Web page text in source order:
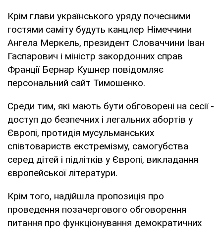
Крім глави українського уряду почесними
гостями саміту будуть канцлер Німеччини
Ангела Меркель, президент Словаччини Іван
Гаспарович і міністр закордонних справ
Франції Бернар Кушнер повідомляє
персональний сайт Тимошенко.
Cреди тим, які мають бути обговорені на сесії -
доступ до безпечних і легальних абортів у
Європі, протидія мусульманських
співтовариств екстремізму, самогубства
серед дітей і підлітків у Європі, викладання
європейської літератури.
Крім того, надійшла пропозиція про
проведення позачергового обговорення
питання про функціонування демократичних